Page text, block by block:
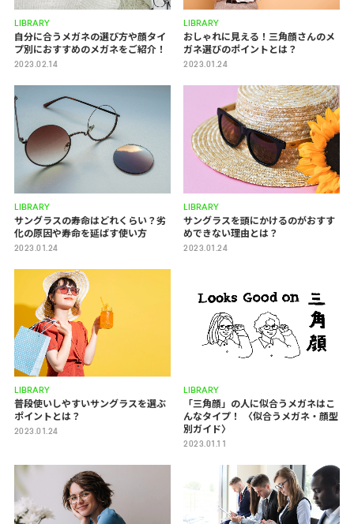
LIBRARY
自分に合うメガネの選び方や顔タイ
プ別におすすめのメガネをご紹介！
2023.02.14
LIBRARY
おしゃれに見える！三角顔さんのメ
ガネ選びのポイントとは？
2023.01.24
LIBRARY
サングラスの寿命はどれくらい？劣
化の原因や寿命を延ばす使い方
2023.01.24
LIBRARY
サングラスを頭にかけるのがおすす
めできない理由とは？
2023.01.24
LIBRARY
普段使いしやすいサングラスを選ぶ
ポイントとは？
2023.01.24
LIBRARY
「三角顔」の人に似合うメガネはこ
んなタイプ！ 〈似合うメガネ・顔型
別ガイド〉
2023.01.11